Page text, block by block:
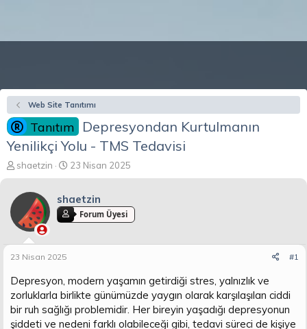
Web Site Tanıtımı
Tanıtım
Depresyondan Kurtulmanın
Yenilikçi Yolu - TMS Tedavisi
K
o
b
y
a
ş
l
a
t
a
shaetzin
B
a
l
a
n
a
r
i
h
23 Nisan 2025
shaetzin
Forum Üyesi
23 Nisan 2025 #1
Depresyon, modern yaşamın getirdiği stres, yalnızlık ve
zorluklarla birlikte günümüzde yaygın olarak karşılaşılan ciddi
bir ruh sağlığı problemidir. Her bireyin yaşadığı depresyonun
şiddeti ve nedeni farklı olabileceği gibi, tedavi süreci de kişiye